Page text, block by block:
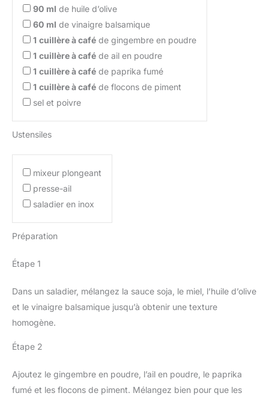
90 ml de huile d’olive
60 ml de vinaigre balsamique
1 cuillère à café de gingembre en poudre
1 cuillère à café de ail en poudre
1 cuillère à café de paprika fumé
1 cuillère à café de flocons de piment
sel et poivre
Ustensiles
mixeur plongeant
presse-ail
saladier en inox
Préparation
Étape 1
Dans un saladier, mélangez la sauce soja, le miel, l’huile d’olive
et le vinaigre balsamique jusqu’à obtenir une texture
homogène.
Étape 2
Ajoutez le gingembre en poudre, l’ail en poudre, le paprika
fumé et les flocons de piment. Mélangez bien pour que les